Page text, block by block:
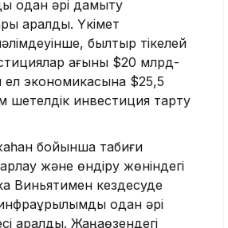
одан әрі дамыту
қаралды. Үкімет
былтыр тікелей
ағыны $20 млрд-
экономикасына $25,5
шетелдік инвестиция тарту
бойынша табиғи
және өндіру жөніндегі
Виньятимен кездесуде
одан әрі
қаралды. Жаңаөзендегі